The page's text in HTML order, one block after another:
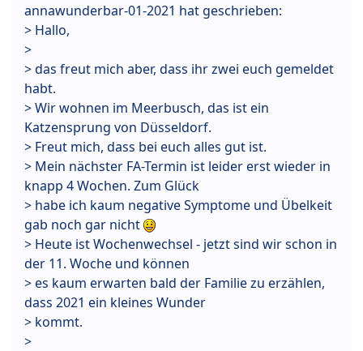
annawunderbar-01-2021 hat geschrieben:
> Hallo,
>
> das freut mich aber, dass ihr zwei euch gemeldet
habt.
> Wir wohnen im Meerbusch, das ist ein
Katzensprung von Düsseldorf.
> Freut mich, dass bei euch alles gut ist.
> Mein nächster FA-Termin ist leider erst wieder in
knapp 4 Wochen. Zum Glück
> habe ich kaum negative Symptome und Übelkeit
gab noch gar nicht
> Heute ist Wochenwechsel - jetzt sind wir schon in
der 11. Woche und können
> es kaum erwarten bald der Familie zu erzählen,
dass 2021 ein kleines Wunder
> kommt.
>